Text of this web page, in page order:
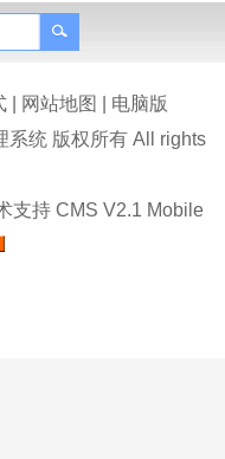
网站地图
电脑版
系统 版权所有 All rights
支持 CMS V2.1 Mobile